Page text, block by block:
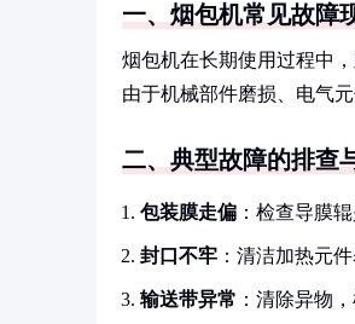
一、烟包机常见故障
烟包机在长期使用过程中
由于机械部件磨损、电气
二、典型故障的排查
包装膜走偏 ：检查导膜
封口不牢 ：清洁加热元
输送带异常 ：清除异物